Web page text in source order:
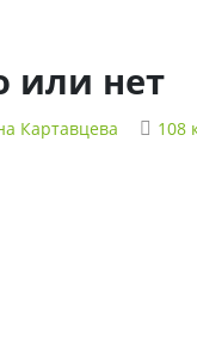
или нет
Картавцева 108